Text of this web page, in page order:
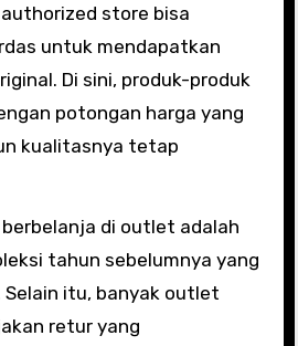
store bisa
untuk mendapatkan
Di sini, produk-produk
potongan harga yang
kualitasnya tetap
berbelanja di outlet adalah
tahun sebelumnya yang
itu, banyak outlet
retur yang